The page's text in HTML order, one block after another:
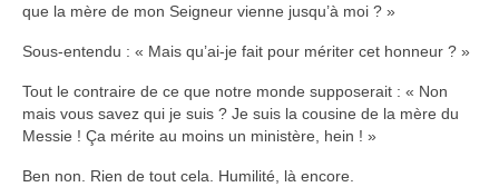
que la mère de mon Seigneur vienne jusqu’à moi ? »
Sous-entendu : « Mais qu’ai-je fait pour mériter cet honneur ? »
Tout le contraire de ce que notre monde supposerait : « Non
mais vous savez qui je suis ? Je suis la cousine de la mère du
Messie ! Ça mérite au moins un ministère, hein ! »
Ben non. Rien de tout cela. Humilité, là encore.